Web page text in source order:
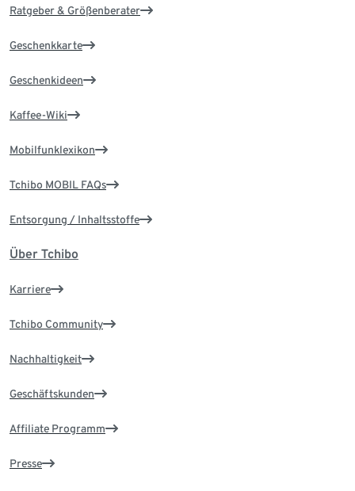
Ratgeber & Größenberater
Geschenkkarte
Geschenkideen
Kaffee-Wiki
Mobilfunklexikon
Tchibo MOBIL FAQs
Entsorgung / Inhaltsstoffe
Über Tchibo
Karriere
Tchibo Community
Nachhaltigkeit
Geschäftskunden
Affiliate Programm
Presse